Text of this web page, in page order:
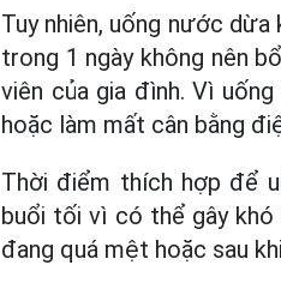
Tuy nhiên, uống nước
trong 1 ngày không nên
viên của gia đình. Vì
hoặc làm mất cân bằng
Thời điểm thích hợp để
buổi tối vì có thể gây khó
đang quá mệt hoặc sau